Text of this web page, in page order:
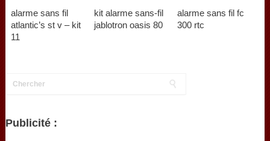
alarme sans fil
atlantic’s st v – kit
11
kit alarme sans-fil
jablotron oasis 80
alarme sans fil fc
300 rtc
Publicité :